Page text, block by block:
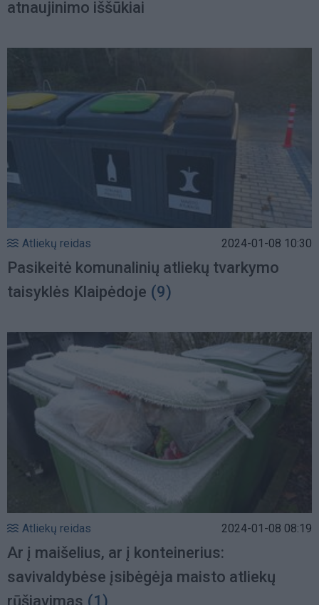
atnaujinimo iššūkiai
Atliekų reidas 2024-01-08 10:30
Pasikeitė komunalinių atliekų tvarkymo
taisyklės Klaipėdoje (9)
Atliekų reidas 2024-01-08 08:19
Ar į maišelius, ar į konteinerius:
savivaldybėse įsibėgėja maisto atliekų
rūšiavimas (1)